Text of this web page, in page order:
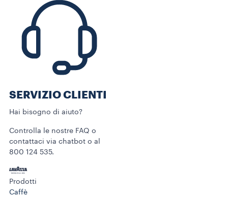
SERVIZIO CLIENTI​
Hai bisogno di aiuto?​
Controlla le nostre FAQ o
contattaci via chatbot o al
800 124 535.
Prodotti
Caffè